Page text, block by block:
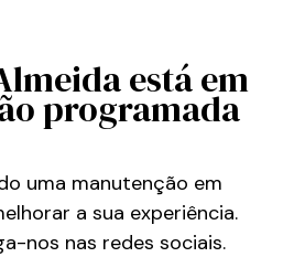
está em
programada
uma manutenção em
a sua experiência.
nos nas redes sociais.